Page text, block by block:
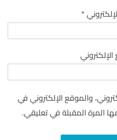
*
والموقع الإلكتروني في
المرة المقبلة في تعليقي.